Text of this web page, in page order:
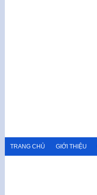
TRANG CHỦ GIỚI THIỆU